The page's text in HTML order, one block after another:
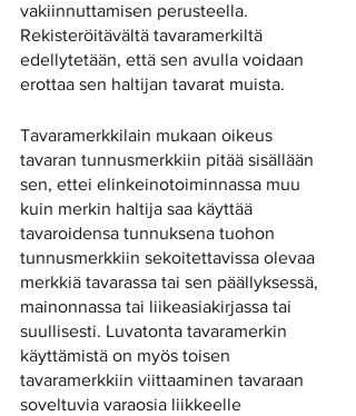
vakiinnuttamisen perusteella.
Rekisteröitävältä tavaramerkiltä
edellytetään, että sen avulla voidaan
erottaa sen haltijan tavarat muista.
Tavaramerkkilain mukaan oikeus
tavaran tunnusmerkkiin pitää sisällään
sen, ettei elinkeinotoiminnassa muu
kuin merkin haltija saa käyttää
tavaroidensa tunnuksena tuohon
tunnusmerkkiin sekoitettavissa olevaa
merkkiä tavarassa tai sen päällyksessä,
mainonnassa tai liikeasiakirjassa tai
suullisesti. Luvatonta tavaramerkin
käyttämistä on myös toisen
tavaramerkkiin viittaaminen tavaraan
soveltuvia varaosia liikkeelle